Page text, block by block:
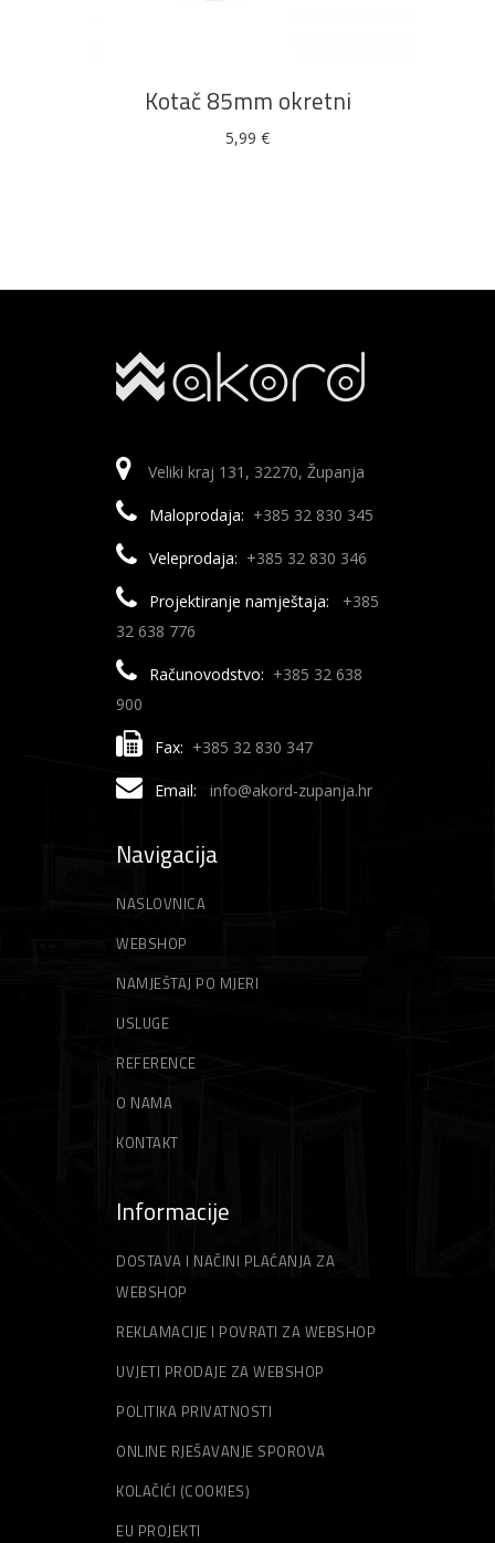
Kotač 85mm okretni
5,99 €
Veliki kraj 131, 32270, Županja
Maloprodaja: +385 32 830 345
Veleprodaja: +385 32 830 346
Projektiranje namještaja:
+385
32 638 776
Računovodstvo: +385 32 638
900
Fax: +385 32 830 347
Email: info@akord-zupanja.hr
Navigacija
NASLOVNICA
WEBSHOP
NAMJEŠTAJ PO MJERI
USLUGE
REFERENCE
O NAMA
KONTAKT
Informacije
DOSTAVA I NAČINI PLAĆANJA ZA
WEBSHOP
REKLAMACIJE I POVRATI ZA WEBSHOP
UVJETI PRODAJE ZA WEBSHOP
POLITIKA PRIVATNOSTI
ONLINE RJEŠAVANJE SPOROVA
KOLAČIĆI (COOKIES)
EU PROJEKTI